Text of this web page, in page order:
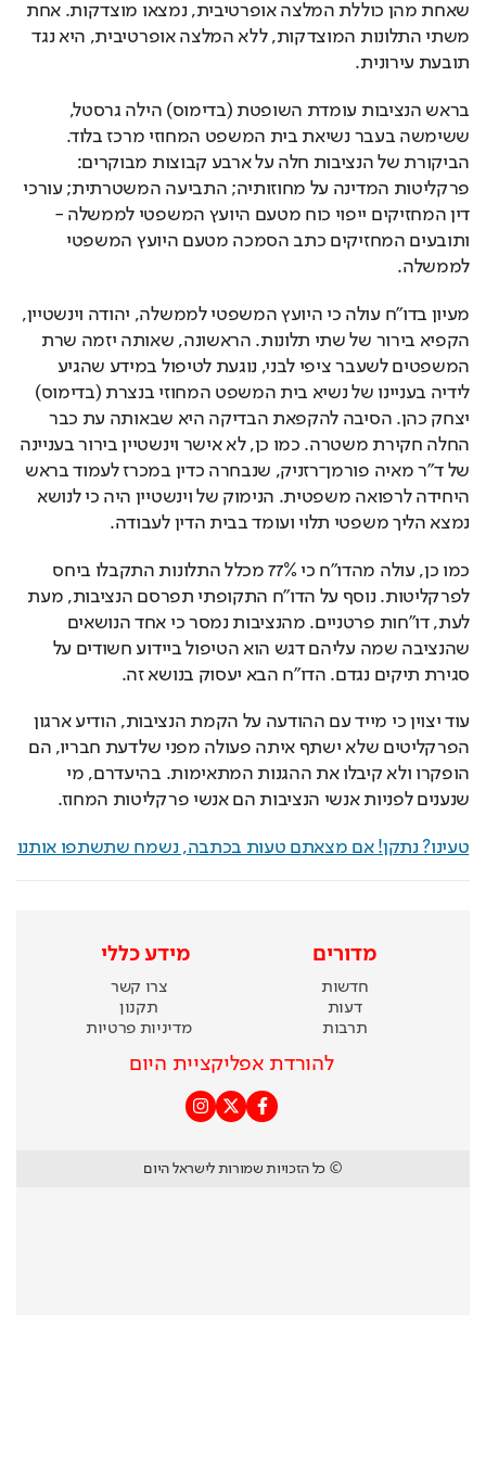
שאחת מהן כוללת המלצה אופרטיבית, נמצאו מוצדקות. אחת
משתי התלונות המוצדקות, ללא המלצה אופרטיבית, היא נגד
תובעת עירונית.
בראש הנציבות עומדת השופטת (בדימוס) הילה גרסטל,
ששימשה בעבר נשיאת בית המשפט המחוזי מרכז בלוד.
הביקורת של הנציבות חלה על ארבע קבוצות מבוקרים:
פרקליטות המדינה על מחוזותיה; התביעה המשטרתית; עורכי
דין המחזיקים ייפוי כוח מטעם היועץ המשפטי לממשלה -
ותובעים המחזיקים כתב הסמכה מטעם היועץ המשפטי
לממשלה.
מעיון בדו"ח עולה כי היועץ המשפטי לממשלה, יהודה וינשטיין,
הקפיא בירור של שתי תלונות. הראשונה, שאותה יזמה שרת
המשפטים לשעבר ציפי לבני, נוגעת לטיפול במידע שהגיע
לידיה בעניינו של נשיא בית המשפט המחוזי בנצרת (בדימוס)
יצחק כהן. הסיבה להקפאת הבדיקה היא שבאותה עת כבר
החלה חקירת משטרה. כמו כן, לא אישר וינשטיין בירור בעניינה
של ד"ר מאיה פורמן־רזניק, שנבחרה כדין במכרז לעמוד בראש
היחידה לרפואה משפטית. הנימוק של וינשטיין היה כי לנושא
נמצא הליך משפטי תלוי ועומד בבית הדין לעבודה.
כמו כן, עולה מהדו"ח כי 77% מכלל התלונות התקבלו ביחס
לפרקליטות. נוסף על הדו"ח התקופתי תפרסם הנציבות, מעת
לעת, דו"חות פרטניים. מהנציבות נמסר כי אחד הנושאים
שהנציבה שמה עליהם דגש הוא הטיפול ביידוע חשודים על
סגירת תיקים נגדם. הדו"ח הבא יעסוק בנושא זה.
עוד יצוין כי מייד עם ההודעה על הקמת הנציבות, הודיע ארגון
הפרקליטים שלא ישתף איתה פעולה מפני שלדעת חבריו, הם
הופקרו ולא קיבלו את ההגנות המתאימות. בהיעדרם, מי
שנענים לפניות אנשי הנציבות הם אנשי פרקליטות המחוז.
טעינו? נתקן! אם מצאתם טעות בכתבה, נשמח שתשתפו אותנו
מדורים
חדשות
דעות
תרבות
מידע כללי
צרו קשר
תקנון
מדיניות פרטיות
להורדת אפליקציית היום
© כל הזכויות שמורות לישראל היום